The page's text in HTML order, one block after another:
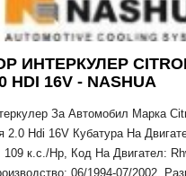
ИНТЕРКУЛЕР
HDI 16V - NASHUA
За Автомобил Марка
2.0 Hdi 16V Кубатура На
109 к.с./Hp, Код На Двигател:
06/1994-07/2002,